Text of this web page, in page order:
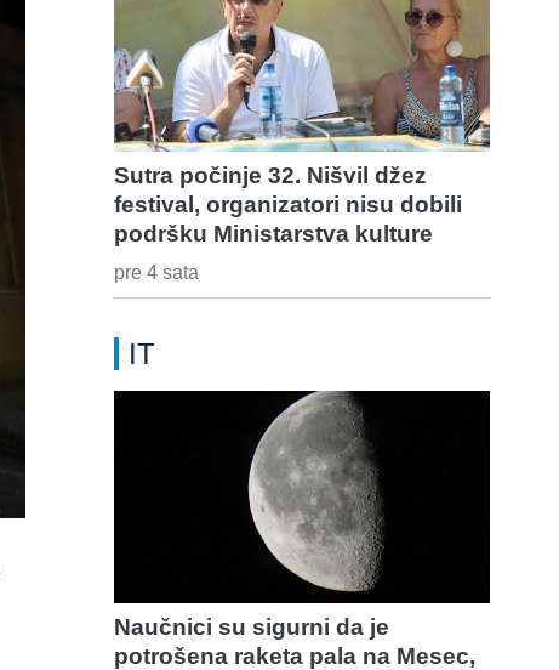
Sutra počinje 32. Nišvil džez
festival, organizatori nisu dobili
podršku Ministarstva kulture
pre 4 sata
IT
Naučnici su sigurni da je
potrošena raketa pala na Mesec,